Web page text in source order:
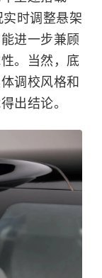
时调整悬架
进一步兼顾
。当然，底
调校风格和
出结论。